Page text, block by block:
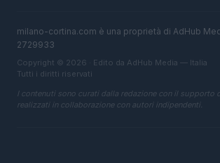
milano-cortina.com è una proprietà di AdHub
2729933
Copyright © 2026 · Edito da AdHub Media — Italia
Tutti i diritti riservati
I contenuti sono curati dalla redazione con il supporto
realizzati in collaborazione con autori indipendenti.